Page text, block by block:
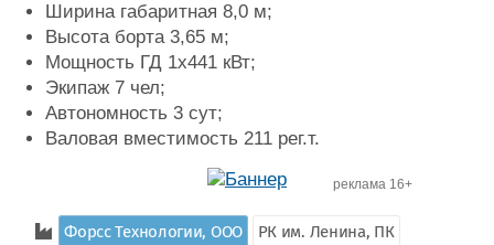
Ширина габаритная 8,0 м;
Высота борта 3,65 м;
Мощность ГД 1х441 кВт;
Экипаж 7 чел;
Автономность 3 сут;
Валовая вместимость 211 рег.т.
реклама 16+
Форсс Технологии, ООО
РК им. Ленина, ПК